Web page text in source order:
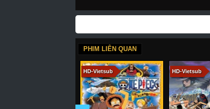
PHIM LIÊN QUAN
HD-Vietsub HD-Vietsub